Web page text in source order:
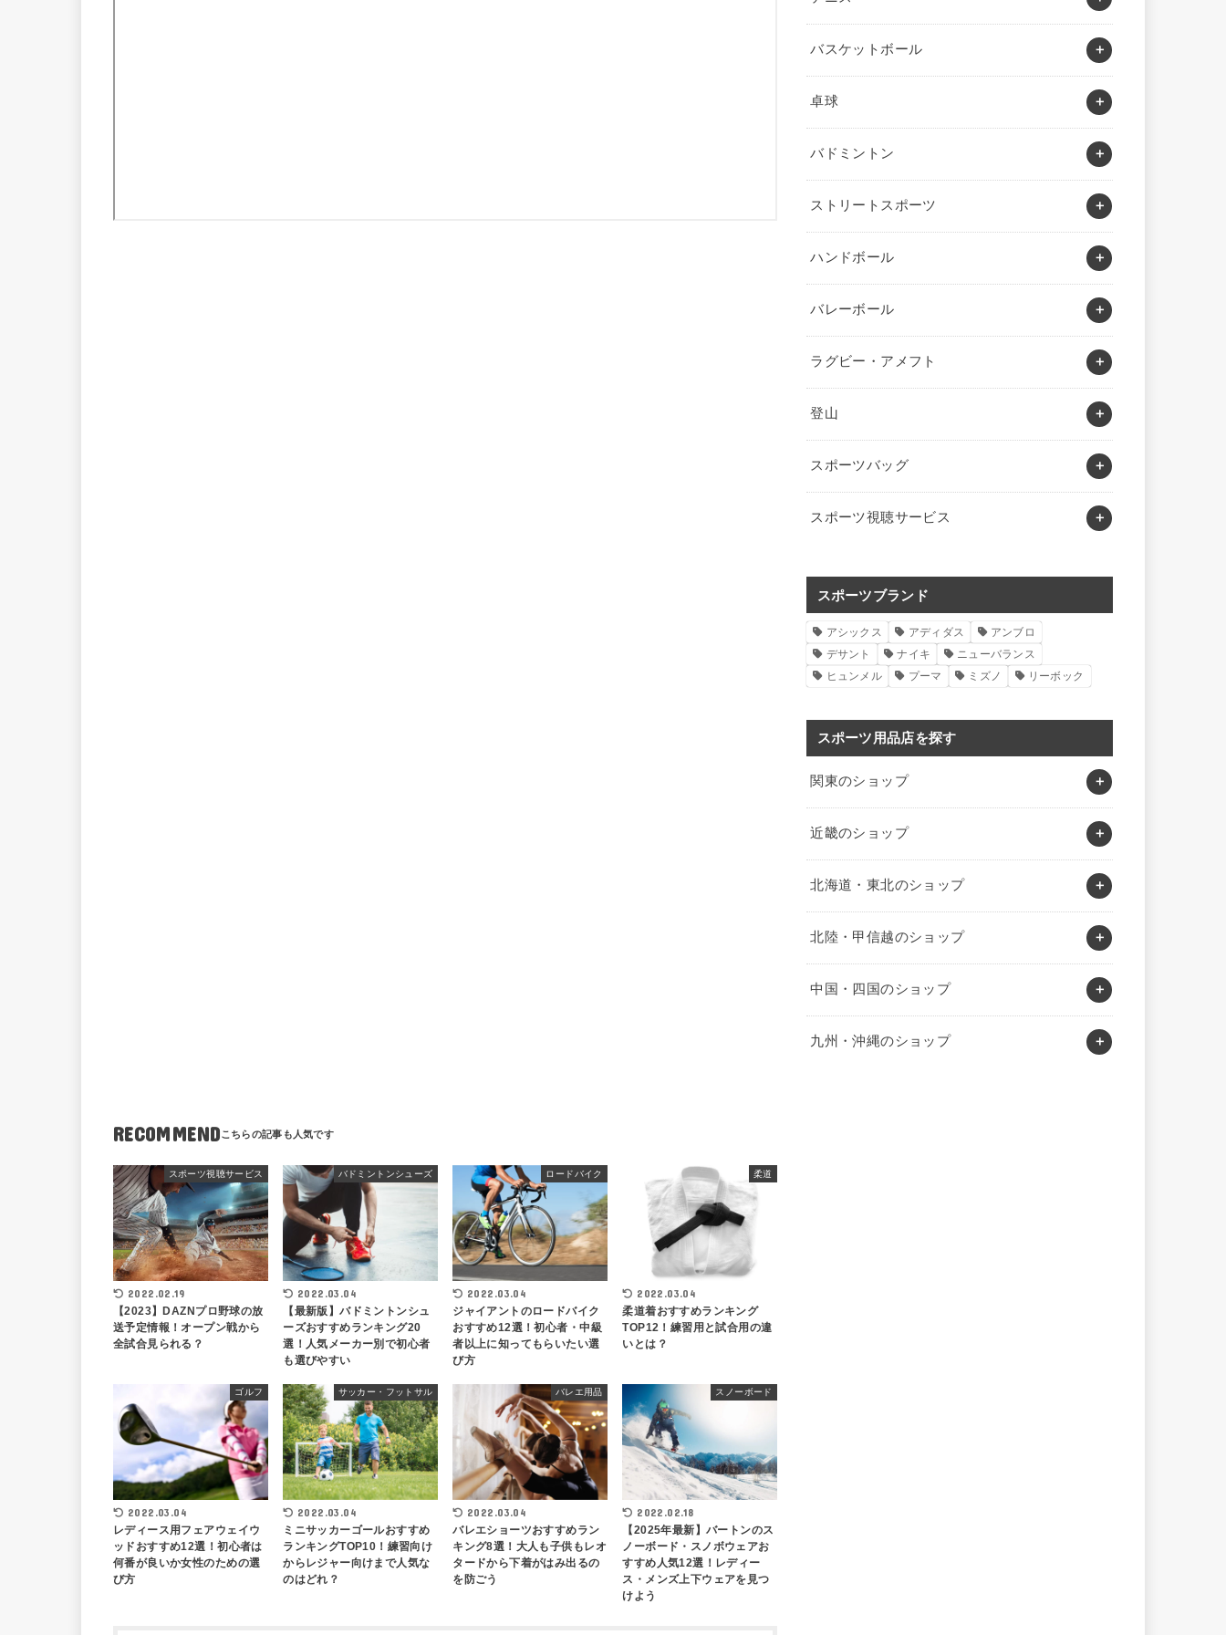
RECOMMEND
スポーツ視聴サービス
2022.02.19
【2023】DAZNプロ野球の放
送予定情報！オープン戦から
全試合見られる？
バドミントンシューズ
2022.03.04
【最新版】バドミントンシュ
ーズおすすめランキング20
選！人気メーカー別で初心者
も選びやすい
ロードバイク
2022.03.04
ジャイアントのロードバイク
おすすめ12選！初心者・中級
者以上に知ってもらいたい選
び方
柔道
2022.03.04
柔道着おすすめランキング
TOP12！練習用と試合用の違
いとは？
ゴルフ
2022.03.04
レディース用フェアウェイウ
ッドおすすめ12選！初心者は
何番が良いか女性のための選
び方
サッカー・フットサル
2022.03.04
ミニサッカーゴールおすすめ
ランキングTOP10！練習向け
からレジャー向けまで人気な
のはどれ？
バレエ用品
2022.03.04
バレエショーツおすすめラン
キング8選！大人も子供もレオ
タードから下着がはみ出るの
を防ごう
スノーボード
2022.02.18
【2025年最新】バートンのス
ノーボード・スノボウェアお
すすめ人気12選！レディー
ス・メンズ上下ウェアを見つ
けよう
バスケットボール
卓球
バドミントン
ストリートスポーツ
ハンドボール
バレーボール
ラグビー・アメフト
登山
スポーツバッグ
スポーツ視聴サービス
スポーツブランド
アシックス アディダス
アンブロ
デサント
ナイキ
ニューバランス
ヒュンメル
プーマ ミズノ リーボック
スポーツ用品店を探す
関東のショップ
近畿のショップ
北海道・東北のショップ
北陸・甲信越のショップ
中国・四国のショップ
九州・沖縄のショップ